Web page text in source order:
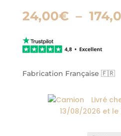
24,00€ –
Fabrication Française 🇫🇷
Livré
13/08/2026 et le